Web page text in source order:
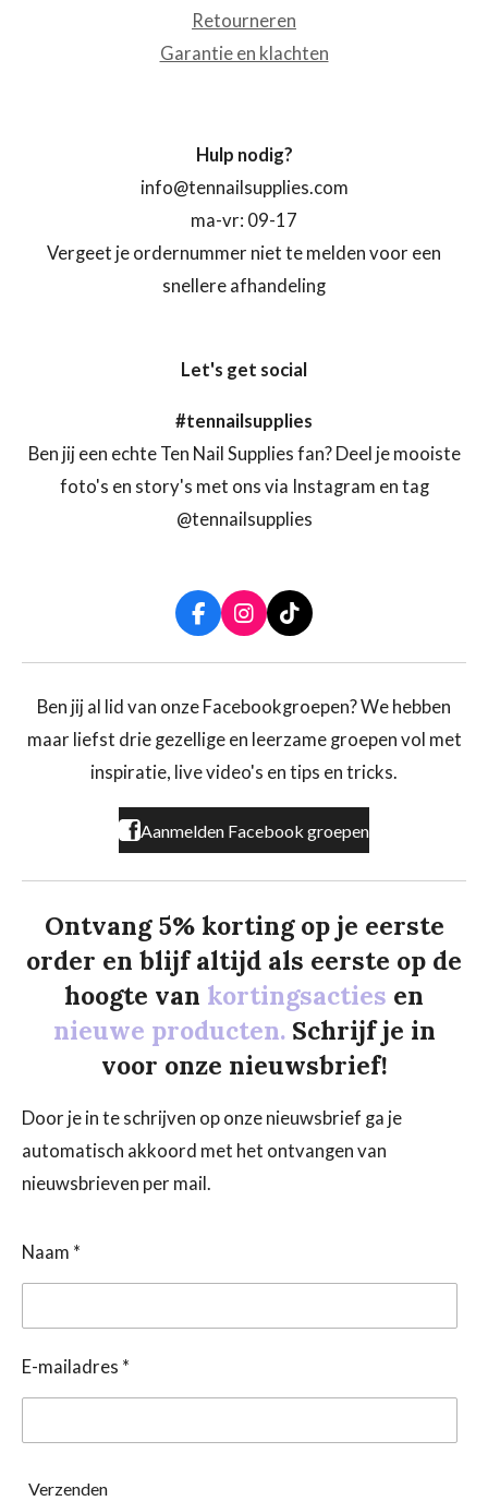
Retourneren
Garantie en klachten
Hulp nodig?
info@tennailsupplies.com
ma-vr: 09-17
Vergeet je ordernummer niet te melden voor een
snellere afhandeling
Let's get social
#tennailsupplies
Ben jij een echte Ten Nail Supplies fan? Deel je mooiste
foto's en story's met ons via Instagram en tag
@tennailsupplies
F
a
c
b
o
k
I
n
s
a
r
a
T
i
k
o
Ben jij al lid van onze Facebookgroepen? We hebben
maar liefst drie gezellige en leerzame groepen vol met
inspiratie, live video's en tips en tricks.
Aanmelden Facebook groepen
Ontvang 5% korting op je eerste
order en blijf altijd als eerste op de
hoogte van kortingsacties en
nieuwe producten. Schrijf je in
voor onze nieuwsbrief!
Door je in te schrijven op onze nieuwsbrief ga je
automatisch akkoord met het ontvangen van
nieuwsbrieven per mail.
Naam *
E-mailadres *
Verzenden